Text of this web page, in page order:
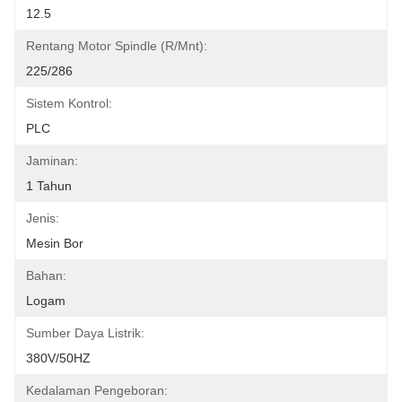
12.5
Rentang Motor Spindle (r/mnt):
225/286
Sistem Kontrol:
PLC
Jaminan:
1 Tahun
Jenis:
Mesin Bor
Bahan:
Logam
Sumber Daya Listrik:
380V/50HZ
Kedalaman Pengeboran: